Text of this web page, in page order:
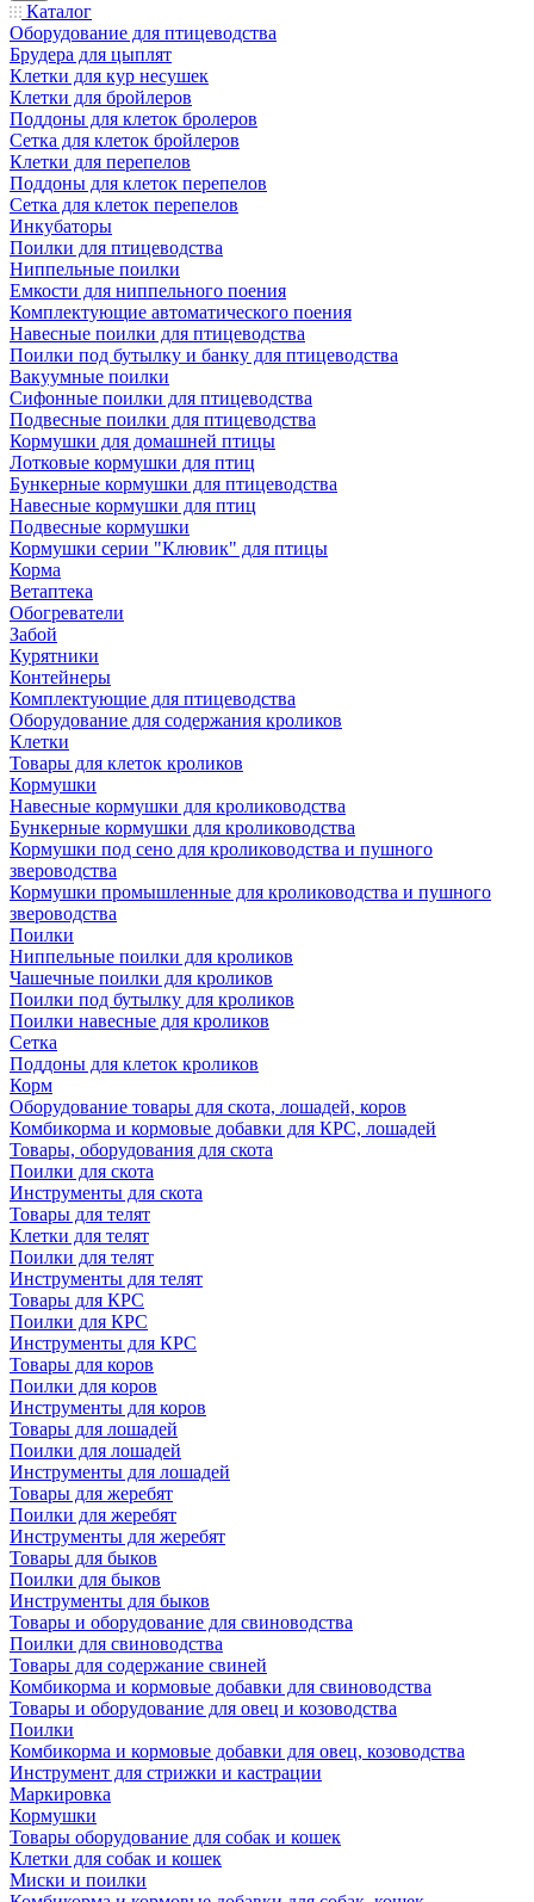
Каталог
Оборудование для птицеводства
Брудера для цыплят
Клетки для кур несушек
Клетки для бройлеров
Поддоны для клеток бролеров
Сетка для клеток бройлеров
Клетки для перепелов
Поддоны для клеток перепелов
Сетка для клеток перепелов
Инкубаторы
Поилки для птицеводства
Ниппельные поилки
Емкости для ниппельного поения
Комплектующие автоматического поения
Навесные поилки для птицеводства
Поилки под бутылку и банку для птицеводства
Вакуумные поилки
Сифонные поилки для птицеводства
Подвесные поилки для птицеводства
Кормушки для домашней птицы
Лотковые кормушки для птиц
Бункерные кормушки для птицеводства
Навесные кормушки для птиц
Подвесные кормушки
Кормушки серии "Клювик" для птицы
Корма
Ветаптека
Обогреватели
Забой
Курятники
Контейнеры
Комплектующие для птицеводства
Оборудование для содержания кроликов
Клетки
Товары для клеток кроликов
Кормушки
Навесные кормушки для кролиководства
Бункерные кормушки для кролиководства
Кормушки под сено для кролиководства и пушного
звероводства
Кормушки промышленные для кролиководства и пушного
звероводства
Поилки
Ниппельные поилки для кроликов
Чашечные поилки для кроликов
Поилки под бутылку для кроликов
Поилки навесные для кроликов
Сетка
Поддоны для клеток кроликов
Корм
Оборудование товары для скота, лошадей, коров
Комбикорма и кормовые добавки для КРС, лошадей
Товары, оборудования для скота
Поилки для скота
Инструменты для скота
Товары для телят
Клетки для телят
Поилки для телят
Инструменты для телят
Товары для КРС
Поилки для КРС
Инструменты для КРС
Товары для коров
Поилки для коров
Инструменты для коров
Товары для лошадей
Поилки для лошадей
Инструменты для лошадей
Товары для жеребят
Поилки для жеребят
Инструменты для жеребят
Товары для быков
Поилки для быков
Инструменты для быков
Товары и оборудование для свиноводства
Поилки для свиноводства
Товары для содержание свиней
Комбикорма и кормовые добавки для свиноводства
Товары и оборудование для овец и козоводства
Поилки
Комбикорма и кормовые добавки для овец, козоводства
Инструмент для стрижки и кастрации
Маркировка
Кормушки
Товары оборудование для собак и кошек
Клетки для собак и кошек
Миски и поилки